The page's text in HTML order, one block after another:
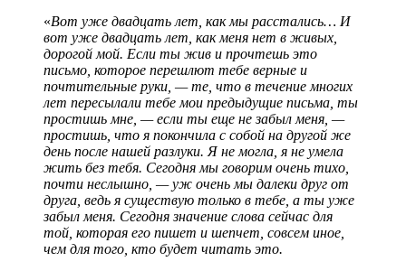
«Вот уже двадцать лет, как мы расстались… И
вот уже двадцать лет, как меня нет в живых,
дорогой мой. Если ты жив и прочтешь это
письмо, которое перешлют тебе верные и
почтительные руки, — те, что в течение многих
лет пересылали тебе мои предыдущие письма, ты
простишь мне, — если ты еще не забыл меня, —
простишь, что я покончила с собой на другой же
день после нашей разлуки. Я не могла, я не умела
жить без тебя. Сегодня мы говорим очень тихо,
почти неслышно, — уж очень мы далеки друг от
друга, ведь я существую только в тебе, а ты уже
забыл меня. Сегодня значение слова сейчас для
той, которая его пишет и шепчет, совсем иное,
чем для того, кто будет читать это.